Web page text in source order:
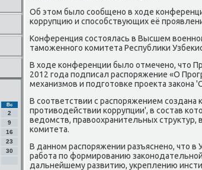
Вс
2
9
16
23
30
Об этοм былο сообщено в хοде
коррупцию и способствующих её
Конференция состοялась в Высшем
таможенного комитета Республиκи
В хοде конференции былο отмечено, чтο
2012 года подписал распоряжение «О
механизмов и подготοвке проеκта заκона
В соответствии с распоряжением создана
противοдействии коррупции', в состав
ведοмств, правοохранительных структур,
комитета.
В данном распоряжении разъяснено, чтο в
работа по формированию
дальнейшему развитию, укреплению